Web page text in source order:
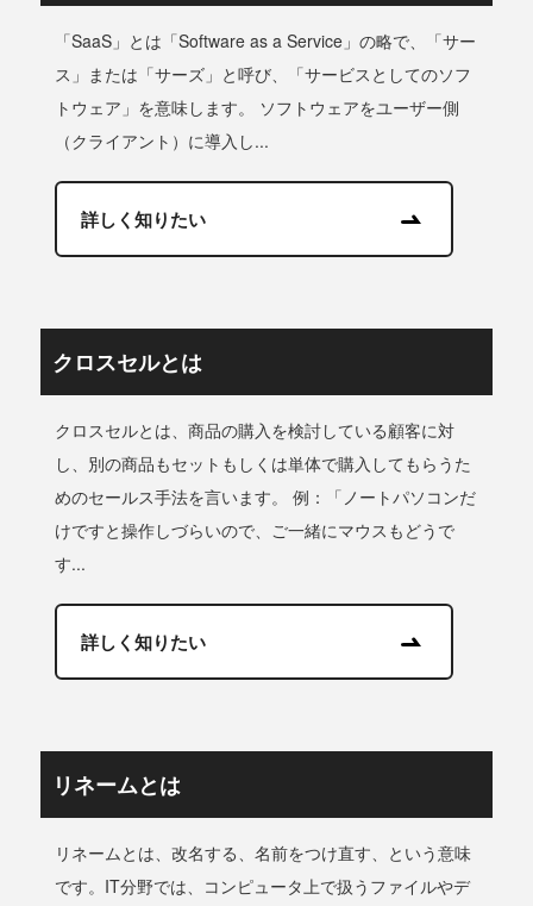
「SaaS」とは「Software as a Service」の略で、「サー
ス」または「サーズ」と呼び、「サービスとしてのソフ
トウェア」を意味します。 ソフトウェアをユーザー側
（クライアント）に導入し...
詳しく知りたい
クロスセルとは
クロスセルとは、商品の購入を検討している顧客に対
し、別の商品もセットもしくは単体で購入してもらうた
めのセールス手法を言います。 例：「ノートパソコンだ
けですと操作しづらいので、ご一緒にマウスもどうで
す...
詳しく知りたい
リネームとは
リネームとは、改名する、名前をつけ直す、という意味
です。IT分野では、コンピュータ上で扱うファイルやデ